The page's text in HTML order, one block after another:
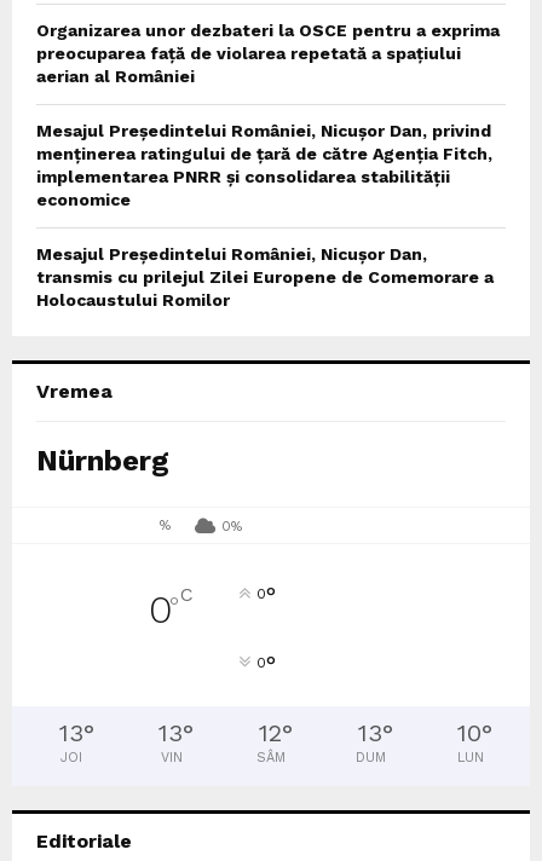
Organizarea unor dezbateri la OSCE pentru a exprima
preocuparea față de violarea repetată a spațiului
aerian al României
Mesajul Președintelui României, Nicușor Dan, privind
menținerea ratingului de țară de către Agenția Fitch,
implementarea PNRR și consolidarea stabilității
economice
Mesajul Președintelui României, Nicușor Dan,
transmis cu prilejul Zilei Europene de Comemorare a
Holocaustului Romilor
Vremea
Nürnberg
% 0%
0°C 0°
0°
13°
JOI
13°
VIN
12°
SÂM
13°
DUM
10°
LUN
Editoriale